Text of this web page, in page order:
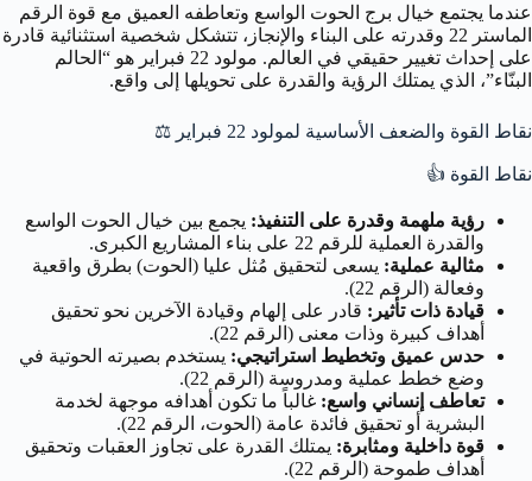
عندما يجتمع خيال برج الحوت الواسع وتعاطفه العميق مع قوة الرقم
الماستر 22 وقدرته على البناء والإنجاز، تتشكل شخصية استثنائية قادرة
على إحداث تغيير حقيقي في العالم. مولود 22 فبراير هو “الحالم
البنّاء”، الذي يمتلك الرؤية والقدرة على تحويلها إلى واقع.
نقاط القوة والضعف الأساسية لمولود 22 فبراير ⚖️
نقاط القوة 👍
رؤية ملهمة وقدرة على التنفيذ: يجمع بين خيال الحوت الواسع
والقدرة العملية للرقم 22 على بناء المشاريع الكبرى.
مثالية عملية: يسعى لتحقيق مُثل عليا (الحوت) بطرق واقعية
وفعالة (الرقم 22).
قيادة ذات تأثير: قادر على إلهام وقيادة الآخرين نحو تحقيق
أهداف كبيرة وذات معنى (الرقم 22).
حدس عميق وتخطيط استراتيجي: يستخدم بصيرته الحوتية في
وضع خطط عملية ومدروسة (الرقم 22).
تعاطف إنساني واسع: غالباً ما تكون أهدافه موجهة لخدمة
البشرية أو تحقيق فائدة عامة (الحوت، الرقم 22).
قوة داخلية ومثابرة: يمتلك القدرة على تجاوز العقبات وتحقيق
أهداف طموحة (الرقم 22).